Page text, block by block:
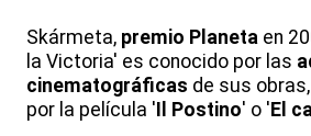
Skármeta, premio Planeta en
la Victoria' es conocido por las
cinematográficas de sus
por la película ' Il Postino' o ' El